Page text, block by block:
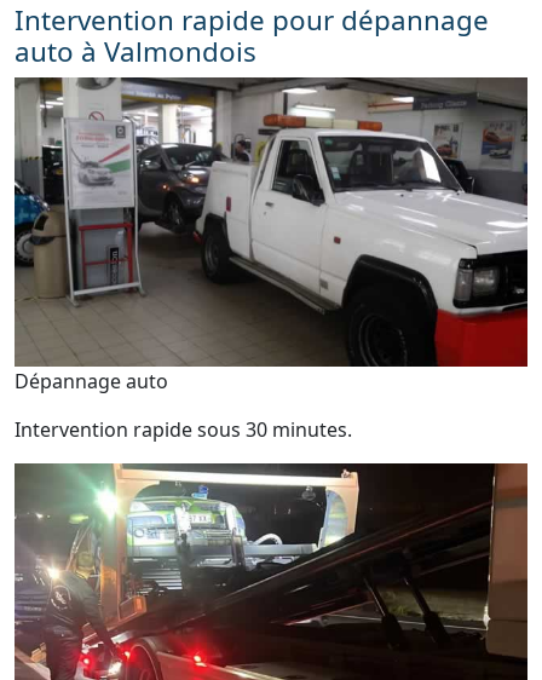
Intervention rapide pour dépannage
auto à Valmondois
Dépannage auto
Intervention rapide sous 30 minutes.